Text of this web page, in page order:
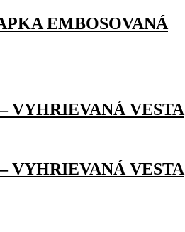
EMBOSOVANÁ
VYHRIEVANÁ VESTA
VYHRIEVANÁ VESTA